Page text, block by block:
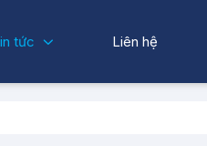
tức Liên hệ